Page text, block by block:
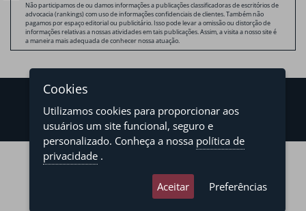
Não participamos de ou damos informações a publicações classificadoras de escritórios de
advocacia (rankings) com uso de informações confidenciais de clientes. Também não
pagamos por espaço editorial ou publicitário. Isso pode levar a omissão ou distorção de
informações relativas a nossas atividades em tais publicações. Assim, a visita a nosso site é
a maneira mais adequada de conhecer nossa atuação.
©2026 - Levy & Salomão Advogados - Todos os direitos reservados
Termos de Uso
Cookies
Utilizamos cookies para proporcionar aos
usuários um site funcional, seguro e
personalizado. Conheça a nossa política de
privacidade .
Aceitar Preferências